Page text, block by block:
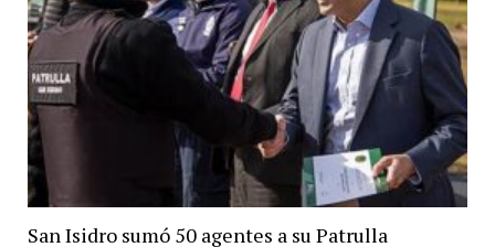
San Isidro sumó 50 agentes a su Patrulla